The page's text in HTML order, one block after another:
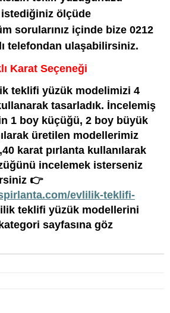
ölçüde
sorularınız içinde bize 0212
telefondan ulaşabilirsiniz.
Karat Seçeneği
teklifi yüzük modelimizi 4
tasarladık. İncelemiş
1 boy küçüğü, 2 boy büyük
üretilen modellerimiz
karat pırlanta kullanılarak
incelemek isterseniz
👉
evlilik-teklifi-
teklifi yüzük modellerini
sayfasına göz